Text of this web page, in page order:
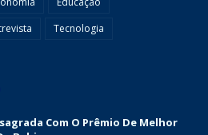
Tecnologia
Com O Prêmio De Melhor